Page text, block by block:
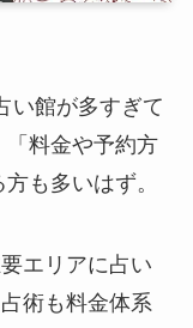
い館が多すぎて
「料金や予約方
も多いはず。
エリアに占い
術も料金体系